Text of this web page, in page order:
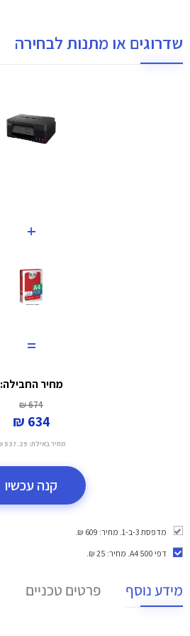
שדרוגים או מתנות לבחירה
+
=
מחיר החבילה:
674 ₪
634 ₪
מחיר באילת: 537.29 ₪
קנה עכשיו
מדפסת 3-ב-1. מחיר: 609 ₪.
דפי A4 500
. מחיר: 25 ₪.
מידע נוסף פרטים טכניים